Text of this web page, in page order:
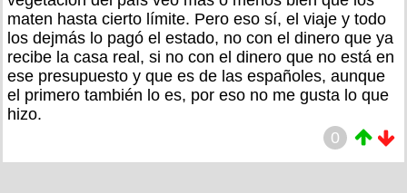
maten hasta cierto límite. Pero eso sí, el viaje y todo
los dejmás lo pagó el estado, no con el dinero que ya
recibe la casa real, si no con el dinero que no está en
ese presupuesto y que es de las españoles, aunque
el primero también lo es, por eso no me gusta lo que
hizo.
0